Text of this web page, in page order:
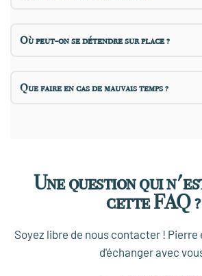
Où peut-on se détendre sur place ?
Que faire en cas de mauvais temps ?
Une question qui
cette FAQ ?
Soyez libre de nous contacter ! Pierre
d'échanger avec